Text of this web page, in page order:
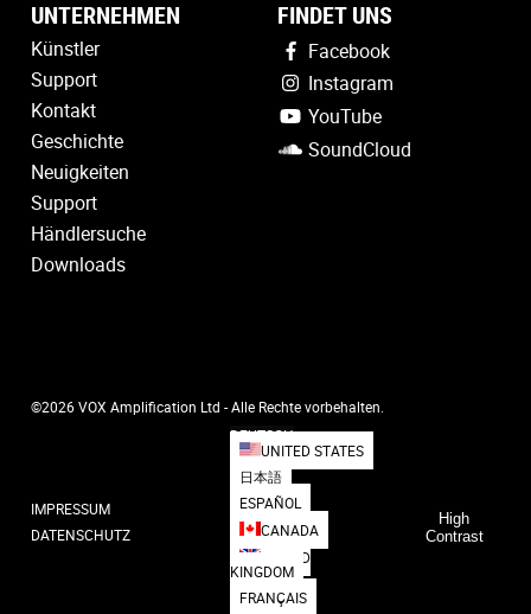
UNTERNEHMEN
Künstler
Support
Kontakt
Geschichte
Neuigkeiten
Support
Händlersuche
Downloads
FINDET UNS
Facebook
Instagram
YouTube
SoundCloud
©2026 VOX Amplification Ltd - Alle Rechte vorbehalten.
IMPRESSUM
DATENSCHUTZ
DEUTSCH
UNITED STATES
日本語
ESPAÑOL
CANADA
UNITED
KINGDOM
FRANÇAIS
High
Contrast